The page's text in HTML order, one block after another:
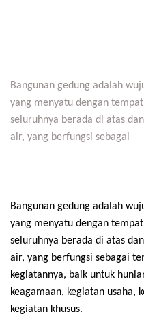
Bangunan gedung adalah
yang menyatu dengan
seluruhnya berada di atas
air, yang berfungsi sebagai
Bangunan gedung adalah
yang menyatu dengan
seluruhnya berada di atas
air, yang berfungsi sebagai
kegiatannya, baik untuk
keagamaan, kegiatan usaha,
kegiatan khusus.